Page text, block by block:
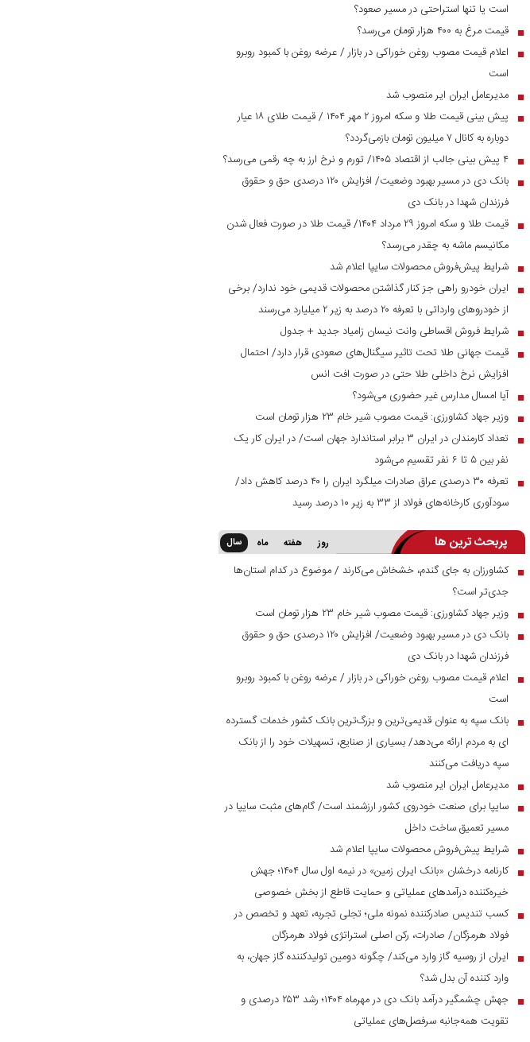
است یا تنها استراحتی در مسیر صعود؟
■ قیمت مرغ به ۴۰۰ هزار تومان می‌رسد؟
■
اعلام قیمت مصوب روغن خوراکی در بازار / عرضه روغن با کمبود روبرو
است
■ مدیرعامل ایران ایر منصوب شد
■
پیش بینی قیمت طلا و سکه امروز ۲ مهر ۱۴۰۴ / قیمت طلای ۱۸ عیار
دوباره به کانال ۷ میلیون تومان بازمی‌گردد؟
■ ۴ پیش بینی جالب از اقتصاد ۱۴۰۵/ تورم و نرخ ارز به چه رقمی می‌رسد؟
■
بانک دی در مسیر بهبود وضعیت/ افزایش ۱۲۰ درصدی حق و حقوق
فرزندان شهدا در بانک دی
■
قیمت طلا و سکه امروز ۲۹ مرداد ۱۴۰۴/ قیمت طلا در صورت فعال شدن
مکانیسم ماشه به چقدر می‌رسد؟
■ شرایط پیش‌فروش محصولات سایپا اعلام شد
■
ایران خودرو راهی جز کنار گذاشتن محصولات قدیمی خود ندارد/ برخی
از خودرو‌های وارداتی با تعرفه ۲۰ درصد به زیر ۲ میلیارد می‌رسند
■ شرایط فروش اقساطی وانت نیسان زامیاد جدید + جدول
■ قیمت جهانی طلا تحت تاثیر سیگنال‌های صعودی قرار دارد/ احتمال
افزایش نرخ داخلی طلا حتی در صورت افت انس
■ آیا امسال مدارس غیر حضوری می‌شود؟
■ وزیر جهاد کشاورزی: قیمت مصوب شیر خام ۲۳ هزار تومان است
■
تعداد کارمندان در ایران ۳ برابر استاندارد جهان است/ در ایران کار یک
نفر بین ۵ تا ۶ نفر تقسیم می‌شود
■
تعرفه ۳۰ درصدی عراق صادرات میلگرد ایران را ۴۰ درصد کاهش داد/
سودآوری کارخانه‌های فولاد از ۳۳ به زیر ۱۰ درصد رسید
پربحث ترین ها روز هفته ماه سال
■ کشاورزان به جای گندم، خشخاش می‌کارند / موضوع در کدام استان‌ها
جدی‌تر است؟
■ وزیر جهاد کشاورزی: قیمت مصوب شیر خام ۲۳ هزار تومان است
■
بانک دی در مسیر بهبود وضعیت/ افزایش ۱۲۰ درصدی حق و حقوق
فرزندان شهدا در بانک دی
■
اعلام قیمت مصوب روغن خوراکی در بازار / عرضه روغن با کمبود روبرو
است
■ بانک سپه به عنوان قدیمی‌ترین و بزرگ‌ترین بانک کشور خدمات گسترده
ای به مردم ارائه می‌دهد/ بسیاری از صنایع، تسهیلات خود را از بانک
سپه دریافت می‌کنند
■ مدیرعامل ایران ایر منصوب شد
■ سایپا برای صنعت خودروی کشور ارزشمند است/ گام‌های مثبت سایپا در
مسیر تعمیق ساخت داخل
■ شرایط پیش‌فروش محصولات سایپا اعلام شد
■
کارنامه درخشان «بانک ایران زمین» در نیمه اول سال ۱۴۰۴؛ جهش
خیره‌کننده درآمد‌های عملیاتی و حمایت قاطع از بخش خصوصی
■ کسب تندیس صادرکننده نمونه ملی؛ تجلی تجربه، تعهد و تخصص در
فولاد هرمزگان/ صادرات، رکن اصلی استراتژی فولاد هرمزگان
■
ایران از روسیه گاز وارد می‌کند/ چگونه دومین تولیدکننده گاز جهان، به
وارد کننده آن بدل شد؟
■
جهش چشمگیر درآمد بانک دی در مهرماه ۱۴۰۴؛ رشد ۲۵۳ درصدی و
تقویت همه‌جانبه سرفصل‌های عملیاتی